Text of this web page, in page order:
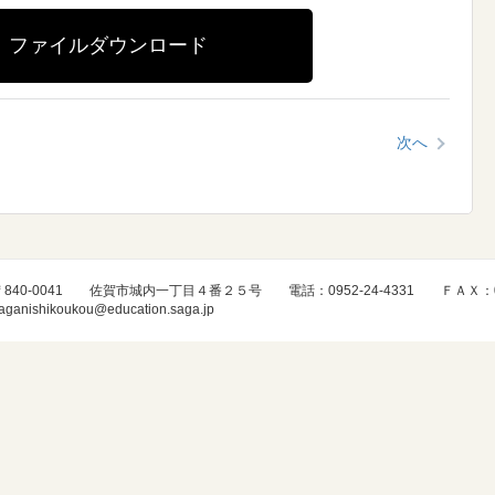
ファイルダウンロード
次へ
840-0041 佐賀市城内一丁目４番２５号 電話：0952-24-4331 ＦＡＸ